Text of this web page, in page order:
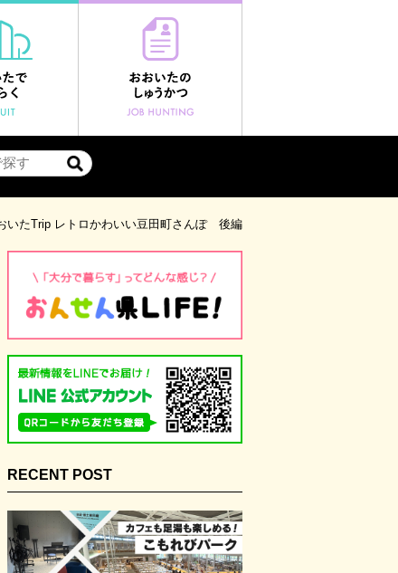
いたTrip レトロかわいい豆田町さんぽ 後編
RECENT POST